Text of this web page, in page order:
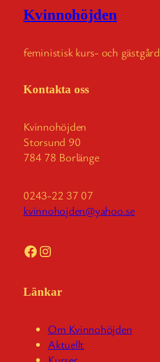
Kvinnohöjden
feministisk kurs- och gästgård
Kontakta oss
Kvinnohöjden
Storsund 90
784 78 Borlänge
0243-22 37 07
kvinnohojden@yahoo.se
Facebook Instagram
Länkar
Om Kvinnohöjden
Aktuellt